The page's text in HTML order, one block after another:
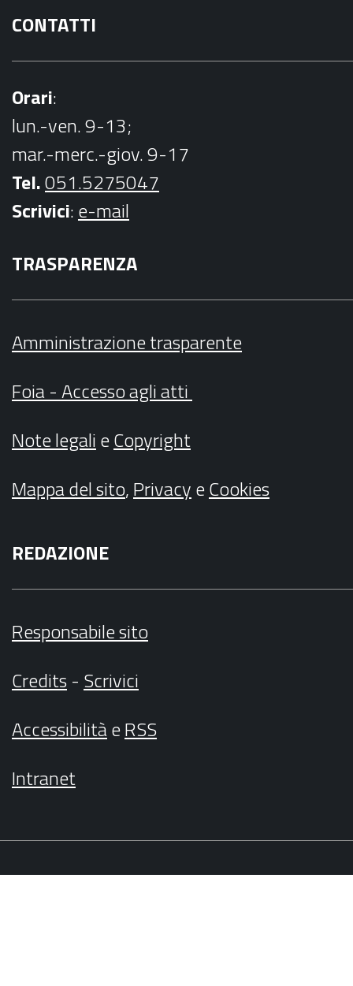
CONTATTI
Orari:
lun.-ven. 9-13;
mar.-merc.-giov. 9-17
Tel.051.5275047
Scrivici:e-mail
TRASPARENZA
Amministrazione trasparente
Foia - Accesso agli atti
Note legalieCopyright
Mappa del sito,PrivacyeCookies
REDAZIONE
Responsabile sito
Credits- Scrivici
AccessibilitàeRSS
Intranet